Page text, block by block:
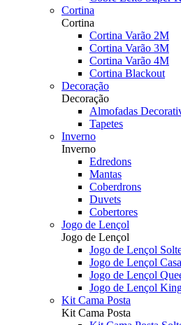
Cortina
Cortina
Cortina Varão 2M
Cortina Varão 3M
Cortina Varão 4M
Cortina Blackout
Decoração
Decoração
Almofadas
Tapetes
Inverno
Inverno
Edredons
Mantas
Coberdrons
Duvets
Cobertores
Jogo de Lençol
Jogo de Lençol
Jogo de Lençol
Jogo de Lençol
Jogo de Lençol
Jogo de Lençol
Kit Cama Posta
Kit Cama Posta